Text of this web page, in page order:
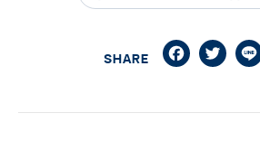
SHARE Facebook